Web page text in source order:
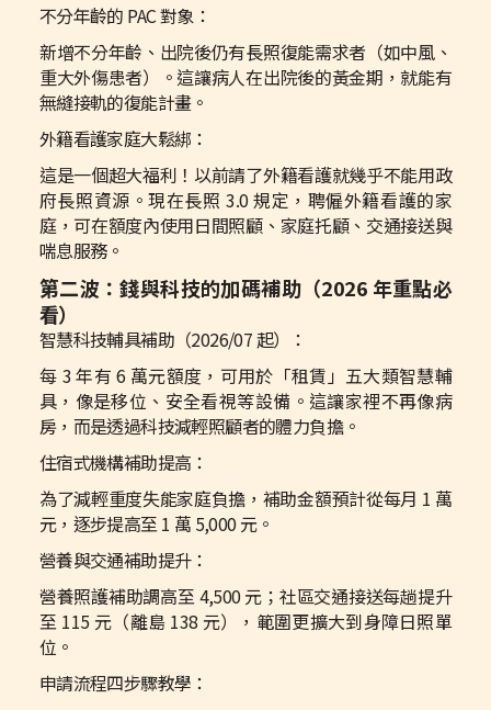
不分年齡的 PAC 對象：
新增不分年齡、出院後仍有長照復能需求者（如中風、
重大外傷患者）。這讓病人在出院後的黃金期，就能有
無縫接軌的復能計畫。
外籍看護家庭大鬆綁：
這是一個超大福利！以前請了外籍看護就幾乎不能用政
府長照資源。現在長照 3.0 規定，聘僱外籍看護的家
庭，可在額度內使用日間照顧、家庭托顧、交通接送與
喘息服務。
第二波：錢與科技的加碼補助（2026 年重點必
看）
智慧科技輔具補助（2026/07 起）：
每 3 年有 6 萬元額度，可用於「租賃」五大類智慧輔
具，像是移位、安全看視等設備。這讓家裡不再像病
房，而是透過科技減輕照顧者的體力負擔。
住宿式機構補助提高：
為了減輕重度失能家庭負擔，補助金額預計從每月 1 萬
元，逐步提高至 1 萬 5,000 元。
營養與交通補助提升：
營養照護補助調高至 4,500 元；社區交通接送每趟提升
至 115 元（離島 138 元），範圍更擴大到身障日照單
位。
申請流程四步驟教學：